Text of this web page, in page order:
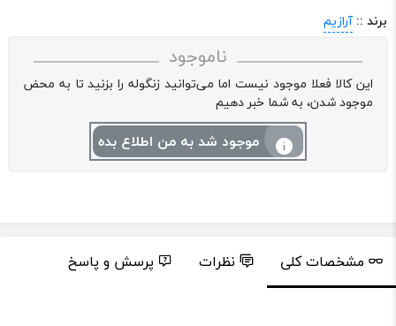
برند :: آرازیم
ناموجود
این کالا فعلا موجود نیست اما می‌توانید زنگوله را بزنید تا به محض
موجود شدن، به شما خبر دهیم
موجود شد به من اطلاع بده
مشخصات کلی نظرات پرسش و پاسخ